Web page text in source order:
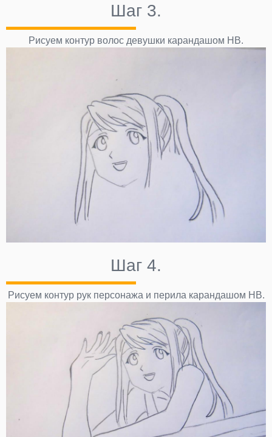
Шаг 3.
Рисуем контур волос девушки карандашом НВ.
Шаг 4.
Рисуем контур рук персонажа и перила карандашом НВ.